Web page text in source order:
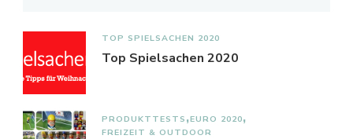
TOP SPIELSACHEN 2020
Top Spielsachen 2020
PRODUKTTESTS EURO 2020
FREIZEIT & OUTDOOR